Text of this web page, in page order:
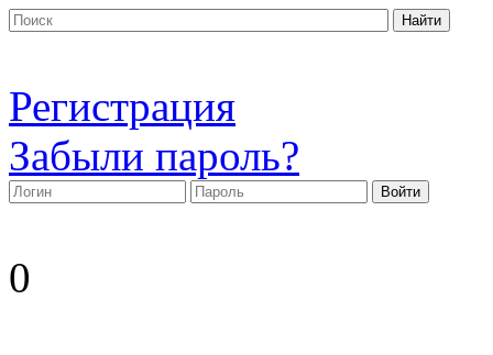
Регистрация
Забыли пароль?
0